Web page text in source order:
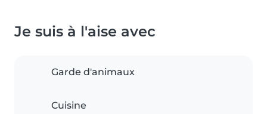
Je suis à l'aise avec
Garde d'animaux
Cuisine